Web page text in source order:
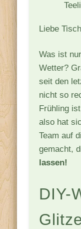
Liebe
Was ist
Wetter?
seit den
nicht so
Frühling
also hat
Team auf
gemacht,
lassen!
DIY-